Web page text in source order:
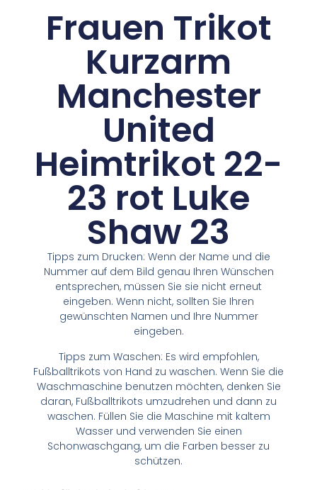
Frauen Trikot
Kurzarm
Manchester
United
Heimtrikot 22-
23 rot Luke
Shaw 23
Tipps zum Drucken: Wenn der Name und die
Nummer auf dem Bild genau Ihren Wünschen
entsprechen, müssen Sie sie nicht erneut
eingeben. Wenn nicht, sollten Sie Ihren
gewünschten Namen und Ihre Nummer
eingeben.
Tipps zum Waschen: Es wird empfohlen,
Fußballtrikots von Hand zu waschen. Wenn Sie die
Waschmaschine benutzen möchten, denken Sie
daran, Fußballtrikots umzudrehen und dann zu
waschen. Füllen Sie die Maschine mit kaltem
Wasser und verwenden Sie einen
Schonwaschgang, um die Farben besser zu
schützen.